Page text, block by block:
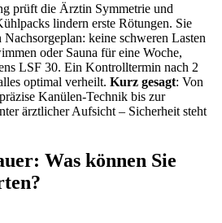
prüft die Ärztin Symmetrie und
lindern erste Rötungen. Sie
keine schweren Lasten
oder Sauna für eine Woche,
LSF 30. Ein Kontrolltermin nach 2
optimal verheilt. Kurz gesagt: Von
Kanülen-Technik bis zur
ärztlicher Aufsicht – Sicherheit steht
Was können Sie